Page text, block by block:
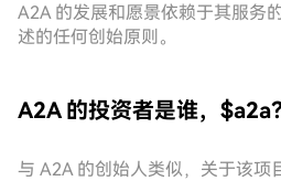
A2A 的发展和愿景依赖于其服务
述的任何创始原则。
A2A 的投资者是谁，$a2a
与 A2A 的创始人类似，关于该项